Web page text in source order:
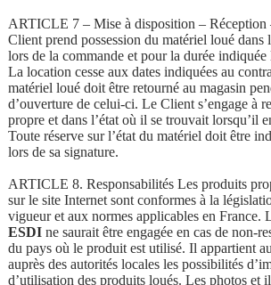
ARTICLE 7 – Mise à disposition – Réception
Client prend possession du matériel loué dans
lors de la commande et pour la durée indiquée
La location cesse aux dates indiquées au
matériel loué doit être retourné au magasin
d’ouverture de celui-ci. Le Client s’engage à
propre et dans l’état où il se trouvait lorsqu’il
Toute réserve sur l’état du matériel doit être
lors de sa signature.
ARTICLE 8. Responsabilités Les produits
sur le site Internet sont conformes à la
vigueur et aux normes applicables en France.
ESDIne saurait être engagée en cas de non-
du pays où le produit est utilisé. Il appartient
auprès des autorités locales les possibilités
d’utilisation des produits loués. Les photos et